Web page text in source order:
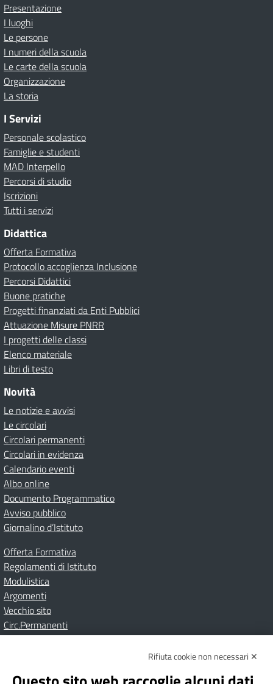
Presentazione
I luoghi
Le persone
I numeri della scuola
Le carte della scuola
Organizzazione
La storia
I Servizi
Personale scolastico
Famiglie e studenti
MAD Interpello
Percorsi di studio
Iscrizioni
Tutti i servizi
Didattica
Offerta Formativa
Protocollo accoglienza Inclusione
Percorsi Didattici
Buone pratiche
Progetti finanziati da Enti Pubblici
Attuazione Misure PNRR
I progetti delle classi
Elenco materiale
Libri di testo
Novità
Le notizie e avvisi
Le circolari
Circolari permanenti
Circolari in evidenza
Calendario eventi
Albo online
Documento Programmatico
Avviso pubblico
Giornalino d’Istituto
Offerta Formativa
Regolamenti di Istituto
Modulistica
Argomenti
Vecchio sito
Circ.Permanenti
Albo onlinePrivacy Policy
Dichiarazione di accessibilità
Note Legali
Rifiuta cookie non necessari ✕